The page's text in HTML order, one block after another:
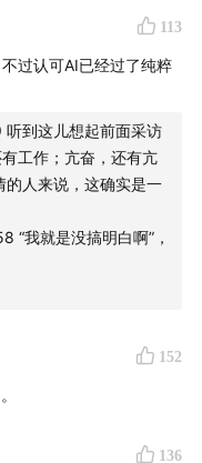
战一些自己不太会的
两年，他先后在
研究科学家，参与
模型的开发过程。
你猝不及防，突然发
行业又没有什么导
谁。”
113
过认可AI已经过了纯粹
听到这儿想起前面采访
工作；亢奋，还有亢
的人来说，这确实是一
“我就是没搞明白啊”，
152
136